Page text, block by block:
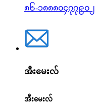
၈၆-၁၈၈၈၀၄၇၇၉၀၂
အီးမေးလ်
အီးမေးလ်